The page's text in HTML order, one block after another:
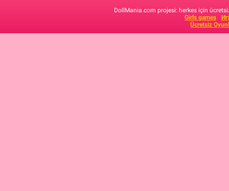
DollMania.com projesi: herkes için
Girls games
Ücretsiz